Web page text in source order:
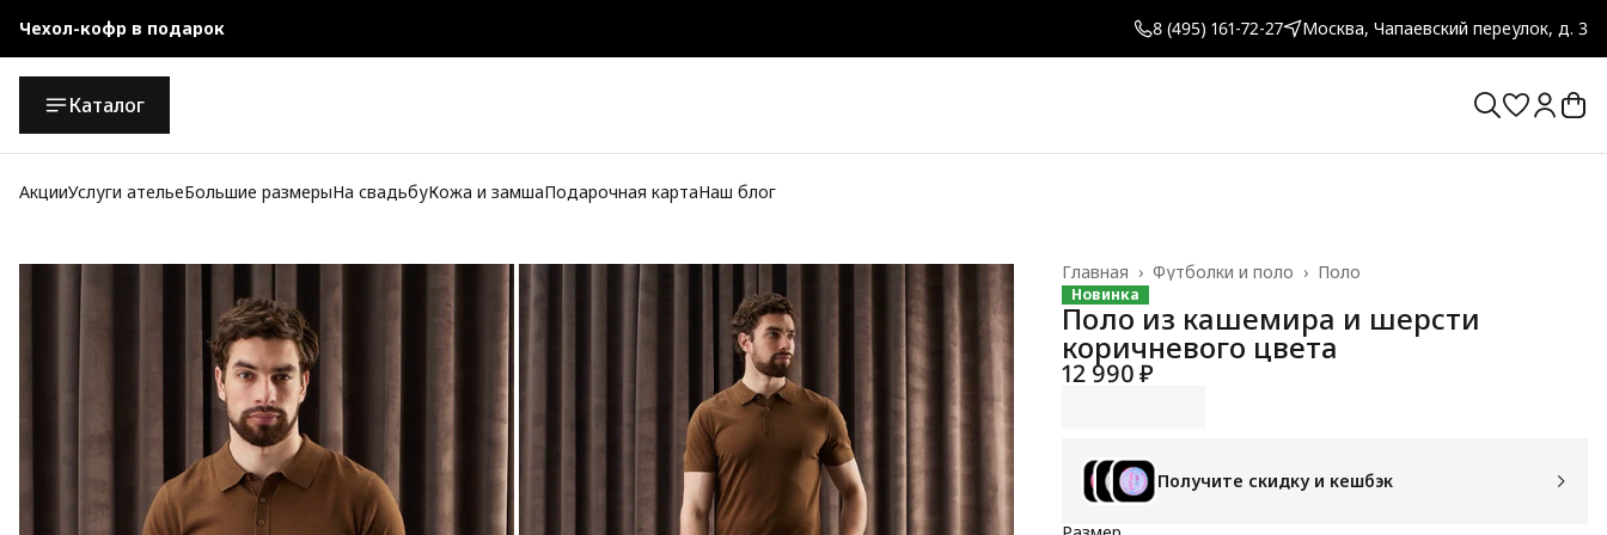
Чехол-кофр в подарок 8 (495) 161-72-27 Москва, Чапаевский переулок, д. 3
Каталог
АкцииУслуги ательеБольшие размерыНа свадьбуКожа и замшаПодарочная картаНаш блог
Поло
Футболки и поло ›
Главная ›
Новинка
Поло из кашемира и шерсти
коричневого цвета
12 990 ₽
Получите скидку и кешбэк